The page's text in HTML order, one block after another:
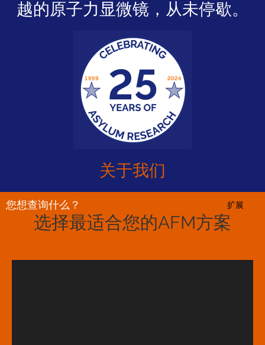
越的原子力显微镜，从未停歇。
关于我们
您想查询什么？ 扩展
选择最适合您的AFM方案